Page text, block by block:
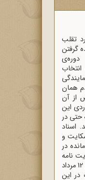
تقلب
گرفتن
همان
از آن
این
حتی در
اسناد
و
در
نامه
را در این مورد نشان می‌دهد. در سندی به تاریخ 12 مرداد
در این